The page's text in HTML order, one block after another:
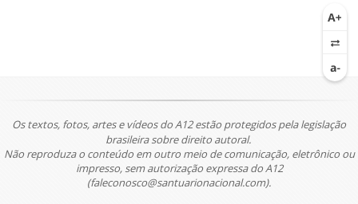
Os textos, fotos, artes e vídeos do A12 estão protegidos pela legislação
brasileira sobre direito autoral.
Não reproduza o conteúdo em outro meio de comunicação, eletrônico ou
impresso, sem autorização expressa do A12
(faleconosco@santuarionacional.com).